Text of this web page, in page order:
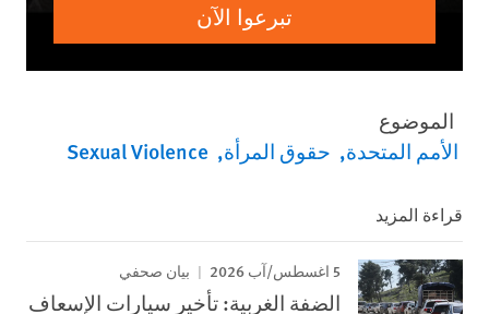
تبرعوا الآن
الموضوع
الأمم المتحدة حقوق المرأة Sexual Violence
قراءة المزيد
5 اغسطس/آب 2026 بيان صحفي
الضفة الغربية: تأخير سيارات الإسعاف